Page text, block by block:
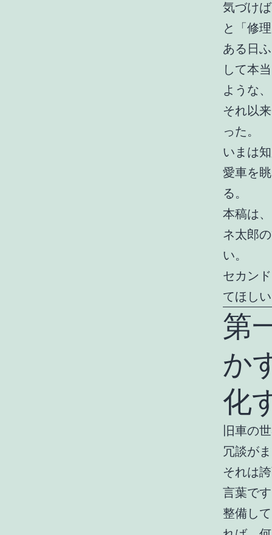
気づけ
と「修
ある日
して本
ような
それ以
った。
いまは
愛車を
る。
本稿は
ネ太郎
い。
セカン
てほし
第
か
化
旧車の
冗談が
それは
言葉で
整備し